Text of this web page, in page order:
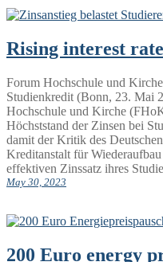
Rising interest
Forum Hochschule und
Studienkredit (Bonn, 23. Mai
Hochschule und Kirche
Höchststand der Zinsen bei
damit der Kritik des
Kreditanstalt für
effektiven Zinssatz ihres
May 30, 2023
200 Euro energy